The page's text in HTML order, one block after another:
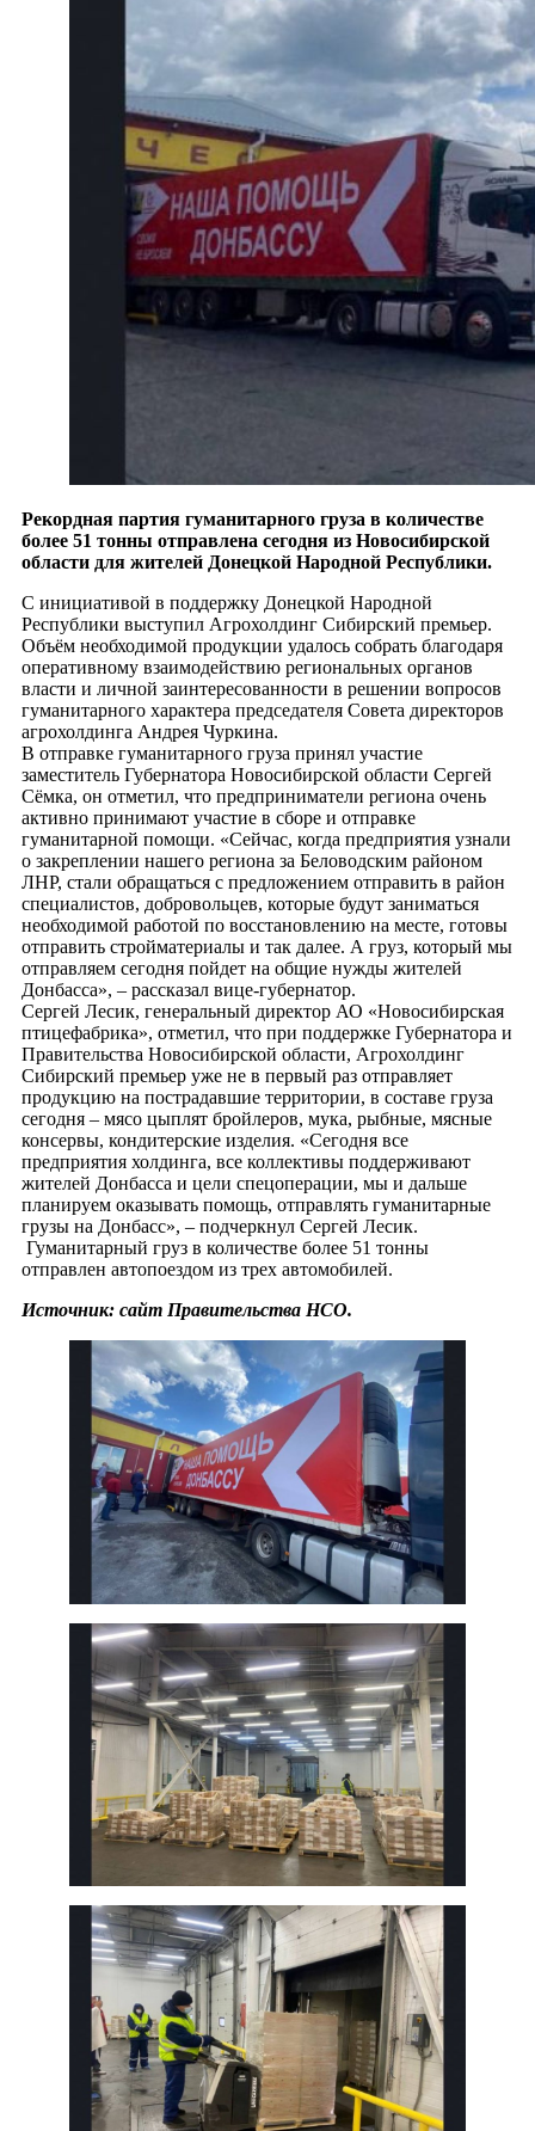
Рекордная партия гуманитарного груза в количестве
более 51 тонны отправлена сегодня из Новосибирской
области для жителей Донецкой Народной Республики.
С инициативой в поддержку Донецкой Народной
Республики выступил Агрохолдинг Сибирский премьер.
Объём необходимой продукции удалось собрать благодаря
оперативному взаимодействию региональных органов
власти и личной заинтересованности в решении вопросов
гуманитарного характера председателя Совета директоров
агрохолдинга Андрея Чуркина.
В отправке гуманитарного груза принял участие
заместитель Губернатора Новосибирской области Сергей
Сёмка, он отметил, что предприниматели региона очень
активно принимают участие в сборе и отправке
гуманитарной помощи. «Сейчас, когда предприятия узнали
о закреплении нашего региона за Беловодским районом
ЛНР, стали обращаться с предложением отправить в район
специалистов, добровольцев, которые будут заниматься
необходимой работой по восстановлению на месте, готовы
отправить стройматериалы и так далее. А груз, который мы
отправляем сегодня пойдет на общие нужды жителей
Донбасса», – рассказал вице-губернатор.
Сергей Лесик, генеральный директор АО «Новосибирская
птицефабрика», отметил, что при поддержке Губернатора и
Правительства Новосибирской области, Агрохолдинг
Сибирский премьер уже не в первый раз отправляет
продукцию на пострадавшие территории, в составе груза
сегодня – мясо цыплят бройлеров, мука, рыбные, мясные
консервы, кондитерские изделия. «Сегодня все
предприятия холдинга, все коллективы поддерживают
жителей Донбасса и цели спецоперации, мы и дальше
планируем оказывать помощь, отправлять гуманитарные
грузы на Донбасс», – подчеркнул Сергей Лесик.
Гуманитарный груз в количестве более 51 тонны
отправлен автопоездом из трех автомобилей.
Источник: сайт Правительства НСО.